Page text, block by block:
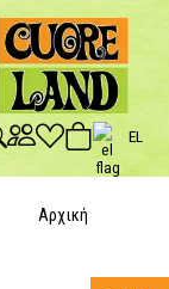
EL
Αρχική